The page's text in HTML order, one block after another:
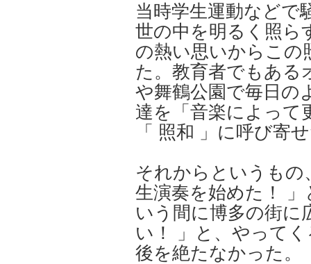
当時学生運動などで
世の中を明るく照ら
の熱い思いからこの
た。教育者でもある
や舞鶴公園で毎日の
達を「音楽によって
「 照和 」に呼び寄
それからというもの
生演奏を始めた！
いう間に博多の街に
い！ 」と、やって
後を絶たなかった。